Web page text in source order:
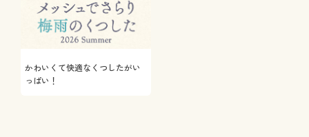
かわいくて快適なくつしたがい
っぱい！